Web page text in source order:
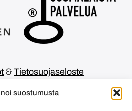
suostumusta
& Tietosuojaseloste
kohtauspaikan